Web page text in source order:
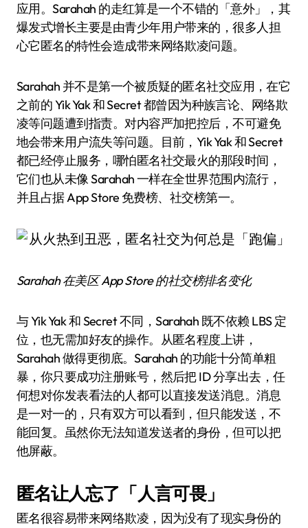
应用。Sarahah 的走红算是一个不错的「意外」，其
爆发式增长主要是由青少年用户带来的，很多人担
心它匿名的特性会造成带来网络欺凌问题。
Sarahah 并不是第一个被质疑的匿名社交应用，在它
之前的 Yik Yak 和 Secret 都曾因为种族言论、网络欺
凌等问题遭到指责。对内容严加把控后，不可避免
地会带来用户流失等问题。目前，Yik Yak 和 Secret
都已经停止服务，哪怕匿名社交最火的那段时间，
它们也从未像 Sarahah 一样在全世界范围内流行，
并且占据 App Store 免费榜、社交榜第一。
Sarahah 在美区 App Store 的社交榜排名变化
与 Yik Yak 和 Secret 不同，Sarahah 既不依赖 LBS 定
位，也无需加好友的操作。从匿名程度上讲，
Sarahah 做得更彻底。Sarahah 的功能十分简单粗
暴，你只要成功注册账号，然后把 ID 分享出去，任
何想对你发表看法的人都可以直接发送消息。消息
是一对一的，只有双方可以看到，但只能发送，不
能回复。虽然你无法知道发送者的身份，但可以把
他屏蔽。
匿名让人忘了「人言可畏」
匿名很容易带来网络欺凌，因为没有了现实身份的